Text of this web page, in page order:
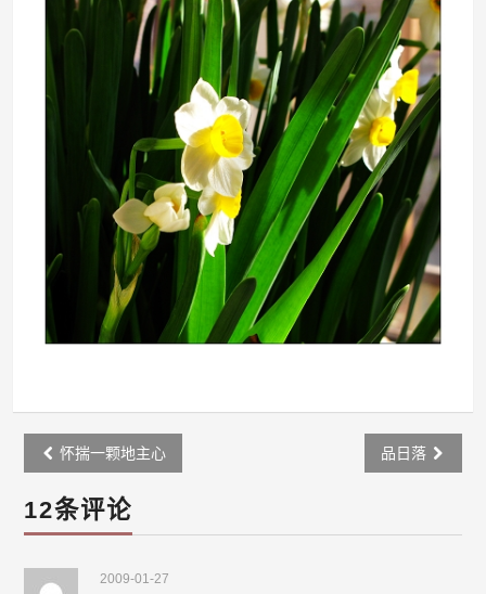
Post
navigation
怀揣一颗地主心 品日落
12条评论
2009-01-27